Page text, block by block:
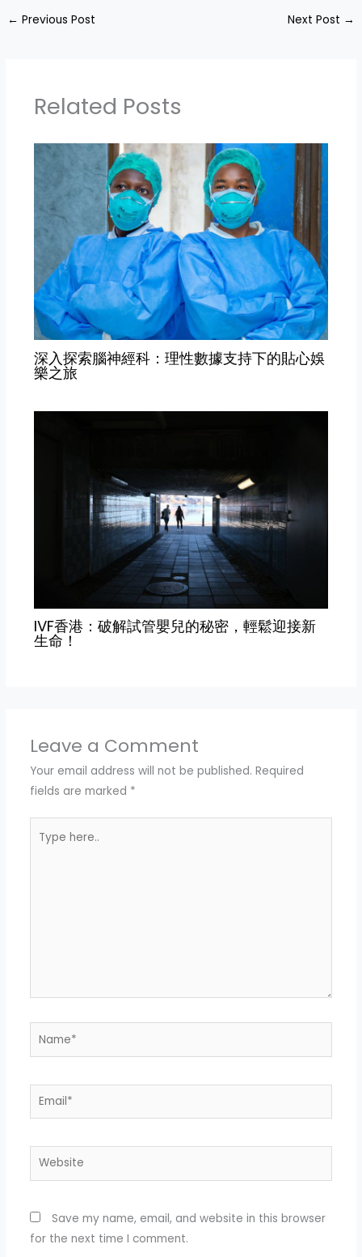
← Previous Post Next Post →
Related Posts
深入探索腦神經科：理性數據支持下的貼心娛
樂之旅
IVF香港：破解試管嬰兒的秘密，輕鬆迎接新
生命！
Leave a Comment
Your email address will not be published. Required
fields are marked *
here..
Name*
Email*
Website
Save my name, email, and website in this browser
for the next time I comment.